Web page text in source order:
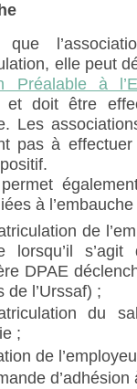
elle peut
Préalable à
et doit être
Les
pas à
à l’embauche
de
lorsqu’il
DPAE
de l’Urssaf) ;
du
;
de